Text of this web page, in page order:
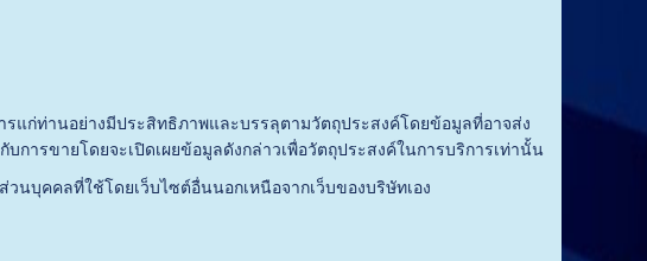
านอย่างมีประสิทธิภาพและบรรลุตามวัตถุประสงค์โดยข้อมูลที่อาจส่ง
ารขายโดยจะเปิดเผยข้อมูลดังกล่าวเพื่อวัตถุประสงค์ในการบริการเท่านั้น
คลที่ใช้โดยเว็บไซต์อื่นนอกเหนือจากเว็บของบริษัทเอง